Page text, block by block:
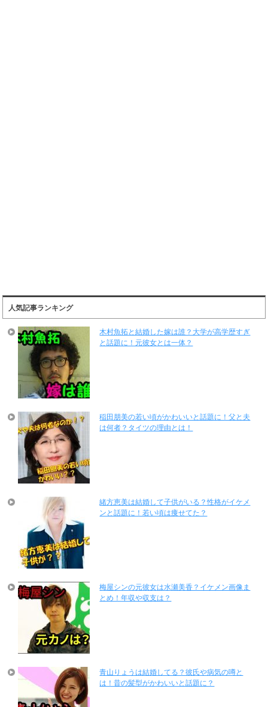
人気記事ランキング
木村魚拓と結婚した嫁は誰？大学が高学歴すぎ
と話題に！元彼女とは一体？
稲田朋美の若い頃がかわいいと話題に！父と夫
は何者？タイツの理由とは！
緒方恵美は結婚して子供がいる？性格がイケメ
ンと話題に！若い頃は痩せてた？
梅屋シンの元彼女は水瀬美香？イケメン画像ま
とめ！年収や収支は？
青山りょうは結婚してる？彼氏や病気の噂と
は！昔の髪型がかわいいと話題に？